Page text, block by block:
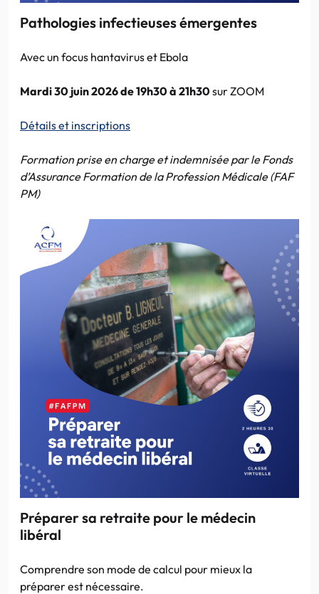
Pathologies infectieuses émergentes
Avec un focus hantavirus et Ebola
Mardi 30 juin 2026 de 19h30 à 21h30sur ZOOM
Détails et inscriptions
Formation prise en charge et indemnisée par le Fonds
d’Assurance Formation de la Profession Médicale (FAF
PM)
Préparer sa retraite pour le médecin
libéral
Comprendre son mode de calcul pour mieux la
préparer est nécessaire.